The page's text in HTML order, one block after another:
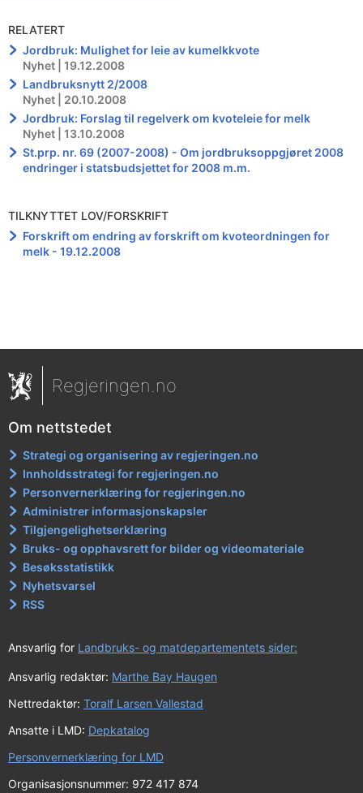
RELATERT
Jordbruk: Mulighet for leie av kumelkkvote
Nyhet | 19.12.2008
Landbruksnytt 2/2008
Nyhet | 20.10.2008
Jordbruk: Forslag til regelverk om kvoteleie for melk
Nyhet | 13.10.2008
St.prp. nr. 69 (2007-2008) - Om jordbruksoppgjøret 2008
endringer i statsbudsjettet for 2008 m.m.
TILKNYTTET LOV/FORSKRIFT
Forskrift om endring av forskrift om kvoteordningen for
melk - 19.12.2008
Regjeringen.no
Om nettstedet
Strategi og organisering av regjeringen.no
Innholdsstrategi for regjeringen.no
Personvernerklæring for regjeringen.no
Administrer informasjonskapsler
Tilgjengelighetserklæring
Bruks- og opphavsrett for bilder og videomateriale
Besøksstatistikk
Nyhetsvarsel
RSS
Ansvarlig for Landbruks- og matdepartementets sider:
Ansvarlig redaktør: Marthe Bay Haugen
Nettredaktør: Toralf Larsen Vallestad
Ansatte i LMD: Depkatalog
Personvernerklæring for LMD
Organisasjonsnummer: 972 417 874